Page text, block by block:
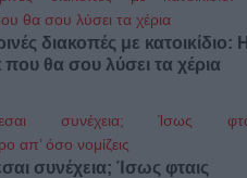
διακοπές με κατοικίδιο: Η
θα σου λύσει τα χέρια
συνέχεια; Ίσως φταις